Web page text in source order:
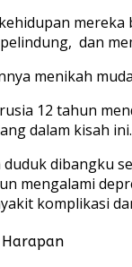
mereka
dan
menikah
12 tahun
dalam kisah ini.
duduk dibangku
mengalami
komplikasi
Harapan